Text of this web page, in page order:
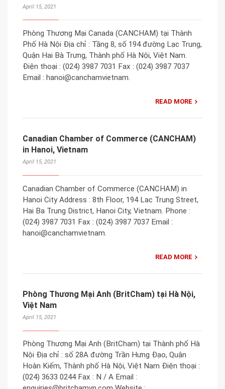
April 15, 2021
Phòng Thương Mại Canada (CANCHAM) tại Thành
Phố Hà Nội Địa chỉ : Tầng 8, số 194 đường Lạc Trung,
Quận Hai Bà Trưng, ​​Thành phố Hà Nội, Việt Nam.
Điện thoại : (024) 3987 7031 Fax : (024) 3987 7037
Email : hanoi@canchamvietnam.
READ MORE
Canadian Chamber of Commerce (CANCHAM)
in Hanoi, Vietnam
April 15, 2021
Canadian Chamber of Commerce (CANCHAM) in
Hanoi City Address : 8th Floor, 194 Lac Trung Street,
Hai Ba Trung District, Hanoi City, Vietnam. Phone :
(024) 3987 7031 Fax : (024) 3987 7037 Email :
hanoi@canchamvietnam.
READ MORE
Phòng Thương Mại Anh (BritCham) tại Hà Nội,
Việt Nam
April 15, 2021
Phòng Thương Mại Anh (BritCham) tại Thành phố Hà
Nội Địa chỉ : số 28A đường Trần Hưng Đạo, Quận
Hoàn Kiếm, Thành phố Hà Nội, Việt Nam Điện thoại :
(024) 3633 0244 Fax : N / A Email :